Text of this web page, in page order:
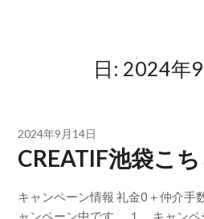
日: 2024年
2024年9月14日
CREATIF池袋こ
キャンペーン情報 礼金0＋仲介手
ャンペーン中です。 １．キャン